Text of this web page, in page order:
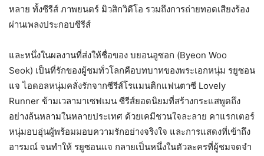
หลาย ทั้งซีรีส์ ภาพยนตร์ มิวสิกวิดีโอ รวมถึงการถ่ายทอดเสียงร้อง
ผ่านเพลงประกอบซีรีส์
และหนึ่งในผลงานที่ส่งให้ชื่อของ บยอนอูซอก (Byeon Woo
Seok) เป็นที่รักของผู้ชมทั่วโลกคือบทบาทของพระเอกหนุ่ม รยูซอน
แจ ไอดอลหนุ่มคลั่งรักจากซีรีส์โรแมนติกแฟนตาซี Lovely
Runner ข้ามเวลามาเซฟเมน ซีรีส์ยอดนิยมที่สร้างกระแสพูดถึง
อย่างล้นหลามในหลายประเทศ ด้วยเคมีชวนใจละลาย คาแรกเตอร์
หนุ่มอบอุ่นผู้พร้อมมอบความรักอย่างจริงใจ และการแสดงที่เข้าถึง
อารมณ์ จนทำให้ รยูซอนแจ กลายเป็นหนึ่งในตัวละครที่ผู้ชมจดจำ